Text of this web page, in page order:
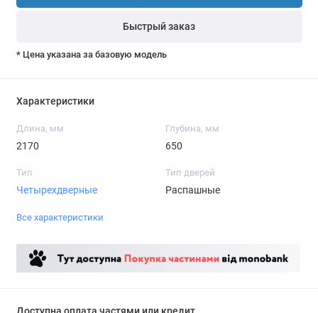
Быстрый заказ
* Цена указана за базовую модель
Характеристики
Длина, мм
2170
Глубина, мм
650
Тип
Четырехдверные
Тип дверей
Распашные
Все характеристики